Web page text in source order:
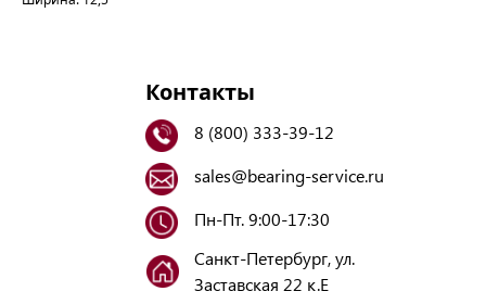
Контакты
8 (800) 333-39-12
sales@bearing-service.ru
Санкт-Петербург, ул.
Заставская 22 к.Е
Пн-Пт. 9:00-17:30